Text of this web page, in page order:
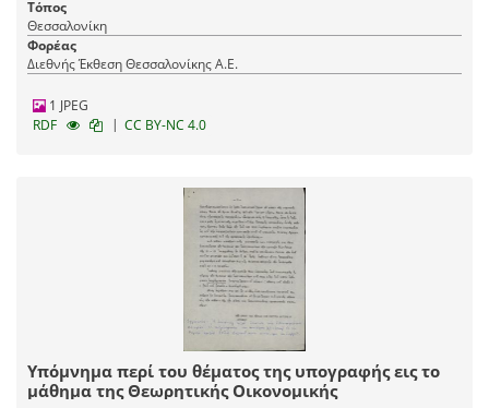
Τόπος
Θεσσαλονίκη
Φορέας
Διεθνής Έκθεση Θεσσαλονίκης Α.Ε.
1 JPEG
RDF
| CC BY-NC 4.0
Υπόμνημα περί του θέματος της υπογραφής εις το
μάθημα της Θεωρητικής Οικονομικής